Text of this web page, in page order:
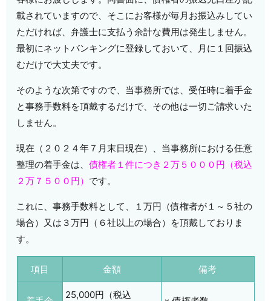
載されていますので、そこにお客様が毎月お振込みしてい
ただければ、弁護士に支払う余計な費用は発生しません。
最初にネットバンキングに登録しておいて、月に１回振込
むだけで大丈夫です。
そのような次第ですので、当事務所では、受任時に着手金
と事務手数料を頂戴するだけで、その他は一切ご請求いた
しません。
現在（２０２４年７月末日現在）、当事務所における任意
整理の着手金は、債権者１件につき２万５０００円（税込
２万７５００円） です。
これに、事務手数料として、１万円（債権者が１～５社の
場合）又は３万円（６社以上の場合）を頂戴しておりま
す。
項目 金額 備考
25,000円（税込